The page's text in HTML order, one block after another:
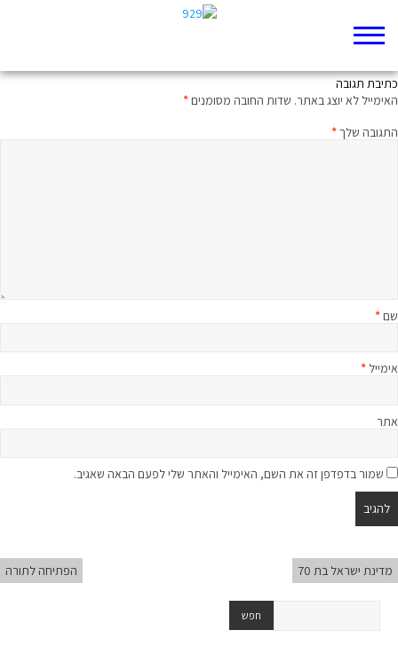
כתיבת תגובה
האימייל לא יוצג באתר. שדות החובה מסומנים*
התגובה שלך*
שם*
אימייל *
אתר
שמור בדפדפן זה את השם, האימייל והאתר שלי לפעם הבאה שאגיב.
מדינת ישראל בת 70 הפתיחה לתורה